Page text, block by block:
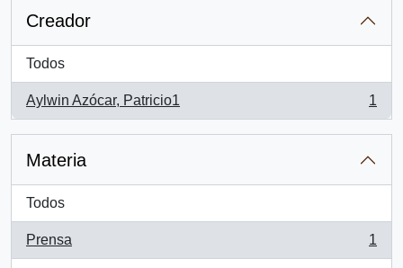
Creador
Todos
Aylwin Azócar, Patricio1
, 1 resultados
1
Materia
Todos
Prensa
, 1 resultados
1